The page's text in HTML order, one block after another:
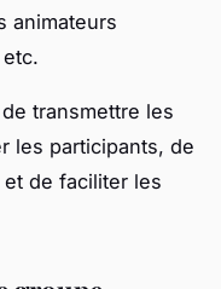
animateurs
transmettre les
les participants, de
de faciliter les